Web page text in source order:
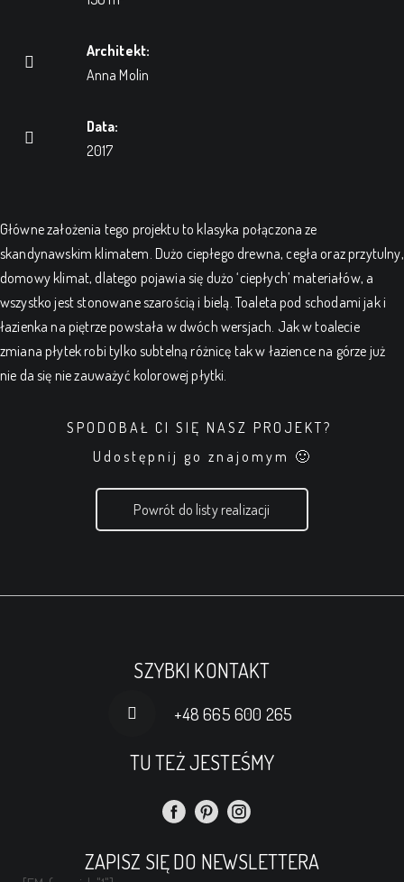
Architekt:
Anna Molin
Data:
2017
Główne założenia tego projektu to klasyka połączona ze
skandynawskim klimatem. Dużo ciepłego drewna, cegła oraz przytulny,
domowy klimat, dlatego pojawia się dużo ‘ciepłych’ materiałów, a
wszystko jest stonowane szarością i bielą. Toaleta pod schodami jak i
łazienka na piętrze powstała w dwóch wersjach. Jak w toalecie
zmiana płytek robi tylko subtelną różnicę tak w łazience na górze już
nie da się nie zauważyć kolorowej płytki.
SPODOBAŁ CI SIĘ NASZ PROJEKT?
Udostępnij go znajomym 🙂
Powrót do listy realizacji
SZYBKI KONTAKT
+48 665 600 265
TU TEŻ JESTEŚMY
ZAPISZ SIĘ DO NEWSLETTERA